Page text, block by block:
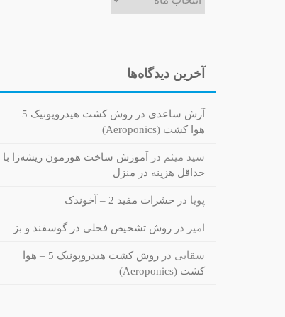
آخرین دیدگاه‌ها
آرش ساعدی در
روش کشت هیدروپونیک 5 –
هوا کشت (Aeroponics)
سید میثم در
آموزش ساخت هورمون ریشه‌زا با
حداقل هزینه در منزل
پویا در حشرات مفید 2 – آخوندک
امیر در روش تشخیص فحلی در گوسفند و بز
سقایی در
روش کشت هیدروپونیک 5 – هوا
کشت (Aeroponics)